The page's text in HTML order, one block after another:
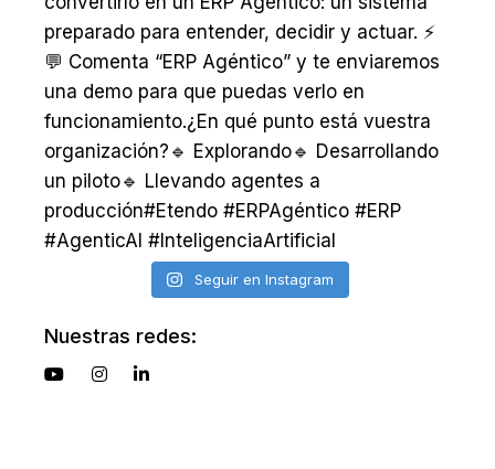
Seguir en Instagram
Nuestras redes: